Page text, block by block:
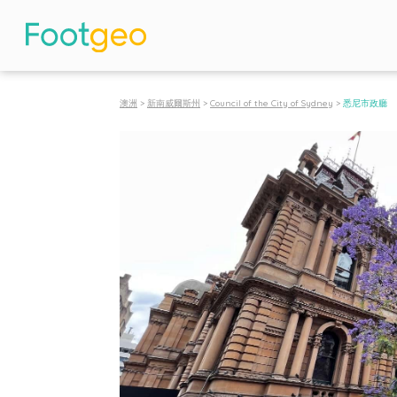
澳洲 > 新南威爾斯州 > Council of the City of Sydney > 悉尼市政廳